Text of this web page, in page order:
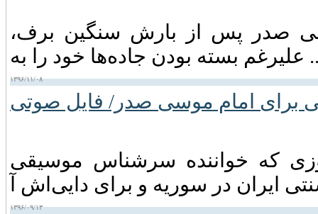
امام موسی صدر پس از بارش سنگین برف،
را به ...
۱۳۹۶/۱۱/۰۸
برای امام موسی صدر/ فایل صوتی
که خواننده سر‌شناس موسیقی
۱۳۹۶/۰۹/۱۳